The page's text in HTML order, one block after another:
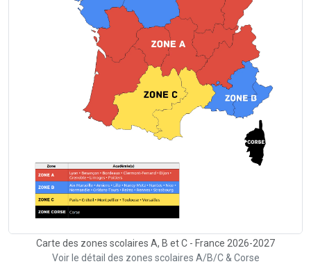
Carte des zones scolaires A, B et C - France 2026-2027
Voir le détail des zones scolaires A/B/C & Corse